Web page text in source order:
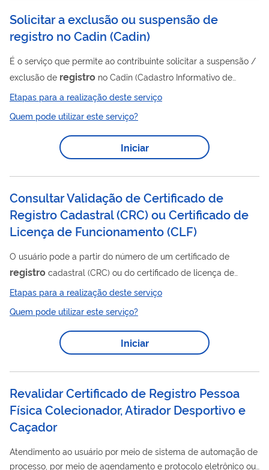
Solicitar a exclusão ou suspensão de
registro no Cadin (Cadin)
É o serviço que permite ao contribuinte solicitar a suspensão /
exclusão de registro no Cadin (Cadastro Informativo de
créditos não quitados do setor público federal), quando a
inclusão for realizada pela PGFN em razão da existência de
débitos em dívida ativa da União. Vale destacar que a PGFN
registra o contribuinte no Cadin após 30 dias da notificação da
primeira cobrança, a qual comunica a inscrição da dívida ativa.
seguintes...
Etapas para a realização deste serviço
Quem pode utilizar este serviço?
Iniciar
Consultar Validação de Certificado de
Registro Cadastral (CRC) ou Certificado de
Licença de Funcionamento (CLF)
O usuário pode a partir do número de um certificado de
registro cadastral (CRC) ou do certificado de licença de
funcionamento (CLF) consultar a sua autenticidade.
Etapas para a realização deste serviço
Quem pode utilizar este serviço?
Iniciar
Revalidar Certificado de Registro Pessoa
Física Colecionador, Atirador Desportivo e
Caçador
Atendimento ao usuário por meio de sistema de automação de
processo, por meio de agendamento e protocolo eletrônico ou